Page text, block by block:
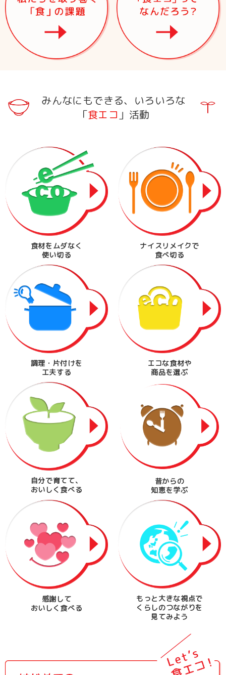
みんなにもできる、 いろいろな
「食エコ 」活動
食材をムダなく
使い切る
ナイスリメイクで
食べ切る
調理・片付けを
工夫する
エコな食材や
商品を選ぶ
自分で育てて、
おいしく食べる
昔からの
知恵を学ぶ
感謝して
おいしく食べる
もっと大きな視点で
くらしのつながりを
見てみよう